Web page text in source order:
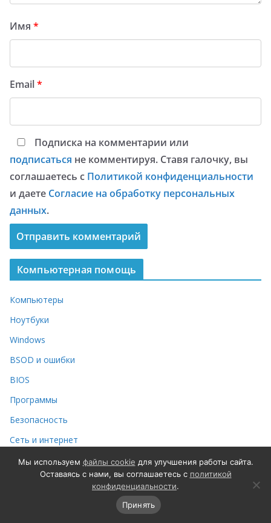
Имя *
Email*
Подписка на комментарии или
подписаться не комментируя. Ставя галочку, вы
соглашаетесь с Политикой конфиденциальности
и даете Согласие на обработку персональных
данных.
Компьютерная помощь
Компьютеры
Ноутбуки
Windows
BSOD и ошибки
BIOS
Программы
Безопасность
Сеть и интернет
Носители данных
Принтеры и сканеры
Мы используем файлы cookie для улучшения работы сайта.
Оставаясь с нами, вы соглашаетесь с политикой
конфиденциальности.
Принять